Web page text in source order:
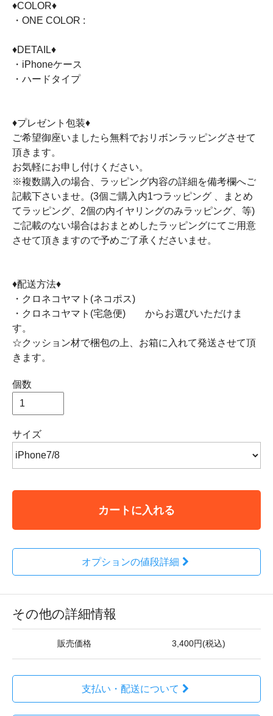
♦COLOR♦
・ONE COLOR :
♦DETAIL♦
・iPhoneケース
・ハードタイプ
♦プレゼント包装♦
ご希望御座いましたら無料でおリボンラッピングさせて
頂きます。
お気軽にお申し付けください。
※複数購入の場合、ラッピング内容の詳細を備考欄へご
記載下さいませ。(3個ご購入内1つラッピング 、まとめ
てラッピング、2個の内イヤリングのみラッピング、等)
ご記載のない場合はおまとめしたラッピングにてご用意
させて頂きますので予めご了承くださいませ。
♦配送方法♦
・クロネコヤマト(ネコポス)
・クロネコヤマト(宅急便) からお選びいただけま
す。
☆クッション材で梱包の上、お箱に入れて発送させて頂
きます。
個数
サイズ
カートに入れる
オプションの値段詳細
その他の詳細情報
販売価格 3,400円(税込)
支払い・配送について